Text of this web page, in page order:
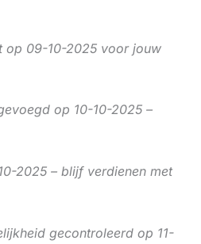
op 09-10-2025 voor jouw
op 10-10-2025 –
2025 – blijf verdienen met
gecontroleerd op 11-